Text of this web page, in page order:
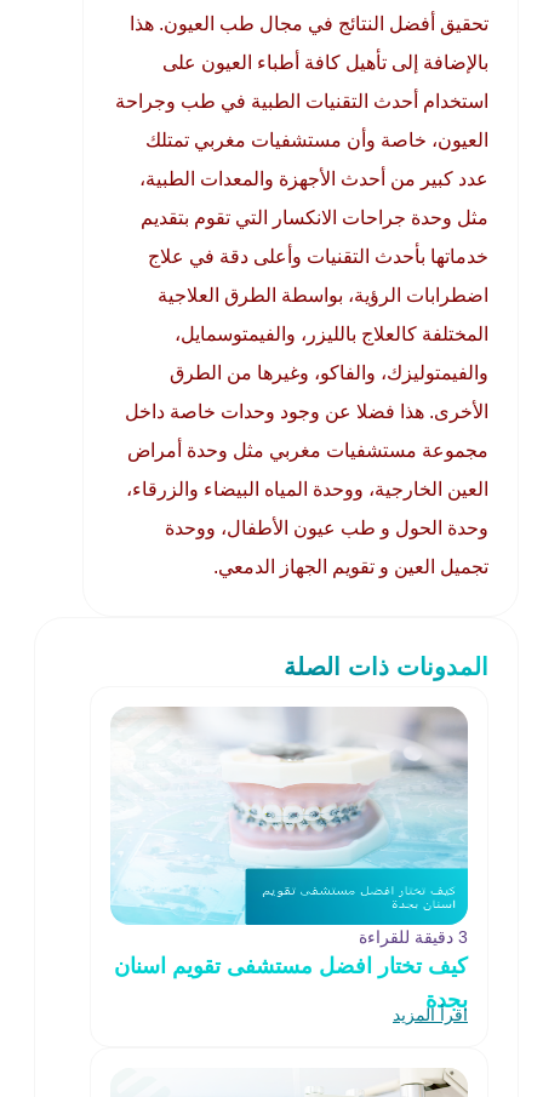
تحقيق أفضل النتائج في مجال طب العيون. هذا
بالإضافة إلى تأهيل كافة أطباء العيون على
استخدام أحدث التقنيات الطبية في طب وجراحة
العيون، خاصة وأن مستشفيات مغربي تمتلك
عدد كبير من أحدث الأجهزة والمعدات الطبية،
مثل وحدة جراحات الانكسار التي تقوم بتقديم
خدماتها بأحدث التقنيات وأعلى دقة في علاج
اضطرابات الرؤية، بواسطة الطرق العلاجية
المختلفة كالعلاج بالليزر، والفيمتوسمايل،
والفيمتوليزك، والفاكو، وغيرها من الطرق
الأخرى. هذا فضلا عن وجود وحدات خاصة داخل
مجموعة مستشفيات مغربي مثل وحدة أمراض
العين الخارجية، ووحدة المياه البيضاء والزرقاء،
وحدة الحول و طب عيون الأطفال، ووحدة
تجميل العين و تقويم الجهاز الدمعي.
المدونات ذات الصلة
3 دقيقة للقراءة
كيف تختار افضل مستشفى تقويم اسنان
بجدة
اقرأ المزيد